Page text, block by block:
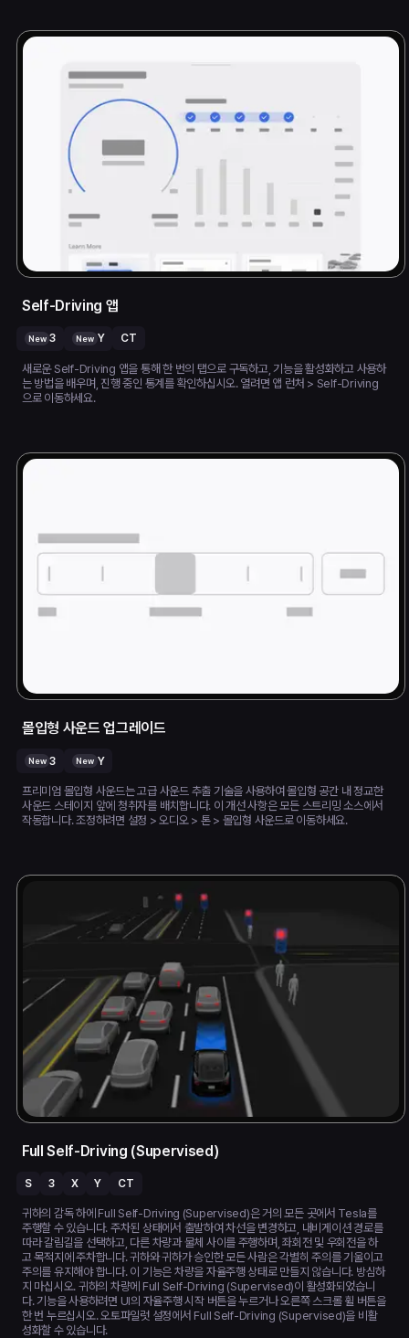
Self-Driving 앱
New 3 New Y CT
새로운 Self-Driving 앱을 통해 한 번의 탭으로 구독하고, 기능을 활성화하고 사용하
는 방법을 배우며, 진행 중인 통계를 확인하십시오. 열려면 앱 런처 > Self-Driving
으로 이동하세요.
몰입형 사운드 업그레이드
New 3 New Y
프리미엄 몰입형 사운드는 고급 사운드 추출 기술을 사용하여 몰입형 공간 내 정교한
사운드 스테이지 앞에 청취자를 배치합니다. 이 개선 사항은 모든 스트리밍 소스에서
작동합니다. 조정하려면 설정 > 오디오 > 톤 > 몰입형 사운드로 이동하세요.
Full Self-Driving (Supervised)
S 3 X Y CT
귀하의 감독 하에 Full Self-Driving (Supervised)은 거의 모든 곳에서 Tesla를
주행할 수 있습니다. 주차된 상태에서 출발하여 차선을 변경하고, 내비게이션 경로를
따라 갈림길을 선택하고, 다른 차량과 물체 사이를 주행하며, 좌회전 및 우회전을 하
고 목적지에 주차합니다. 귀하와 귀하가 승인한 모든 사람은 각별히 주의를 기울이고
주의를 유지해야 합니다. 이 기능은 차량을 자율주행 상태로 만들지 않습니다. 방심하
지 마십시오. 귀하의 차량에 Full Self-Driving (Supervised)이 활성화되었습니
다. 기능을 사용하려면 UI의 자율주행 시작 버튼을 누르거나 오른쪽 스크롤 휠 버튼을
한 번 누르십시오. 오토파일럿 설정에서 Full Self-Driving (Supervised)을 비활
성화할 수 있습니다.